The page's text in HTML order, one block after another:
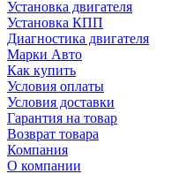
Установка двигателя
Установка КПП
Диагностика двигателя
Марки Авто
Как купить
Условия оплаты
Условия доставки
Гарантия на товар
Возврат товара
Компания
О компании